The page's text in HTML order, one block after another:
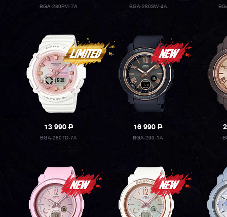
BGA-280PM-7A BGA-280SW-4A
13 990P
BGA-280TD-7A
16 990P
BGA-290-1A